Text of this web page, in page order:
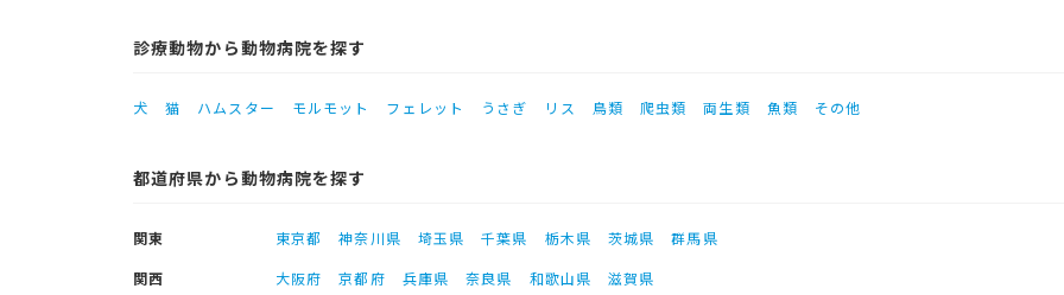
診療動物から動物病院を探す
犬 猫 ハムスター モルモット フェレット うさぎ リス 鳥類 爬虫類 両生類 魚類 その他
都道府県から動物病院を探す
関東 東京都 神奈川県 埼玉県 千葉県 栃木県 茨城県
群馬県
関西
大阪府 京都府 兵庫県 奈良県 和歌山県
滋賀県